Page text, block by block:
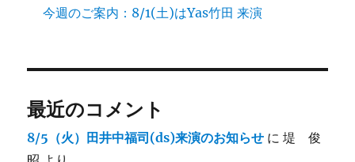
今週のご案内：8/1(土)はYas竹田 来演
最近のコメント
8/5（火）田井中福司(ds)来演のお知らせ に堤 俊